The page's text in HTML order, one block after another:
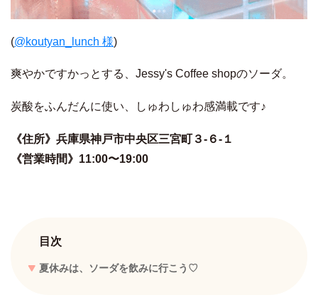
(@koutyan_lunch 様)
爽やかですかっとする、Jessy's Coffee shopのソーダ。
炭酸をふんだんに使い、しゅわしゅわ感満載です♪
《住所》兵庫県神戸市中央区三宮町３-６-１
《営業時間》11:00〜19:00
目次
夏休みは、ソーダを飲みに行こう♡